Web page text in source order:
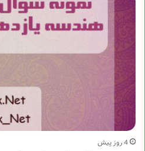
4 روز پیش